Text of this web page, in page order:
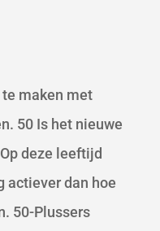
maken met
50 Is het nieuwe
deze leeftijd
actiever dan hoe
50-Plussers